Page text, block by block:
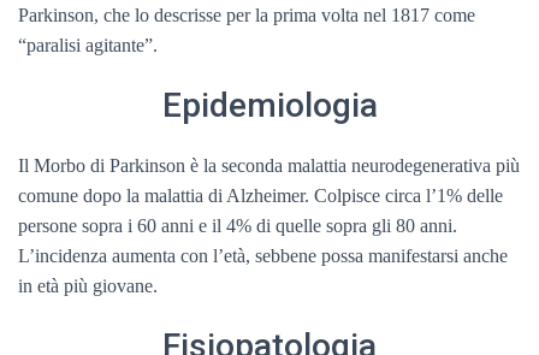
Parkinson, che lo descrisse per la prima volta nel 1817 come
“paralisi agitante”.
Epidemiologia
Il Morbo di Parkinson è la seconda malattia neurodegenerativa più
comune dopo la malattia di Alzheimer. Colpisce circa l’1% delle
persone sopra i 60 anni e il 4% di quelle sopra gli 80 anni.
L’incidenza aumenta con l’età, sebbene possa manifestarsi anche
in età più giovane.
Fisiopatologia